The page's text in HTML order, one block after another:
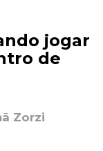
jogar
de
Zorzi